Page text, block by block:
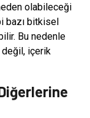
olabileceği
bazı bitkisel
Bu nedenle
içerik